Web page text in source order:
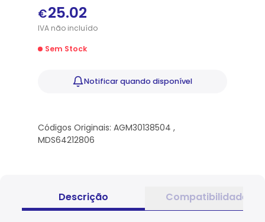
€25.02
IVAnãoincluído
Sem Stock
Notificarquando disponível
Códigos Originais: AGM30138504 ,
MDS64212806
Descrição Compatibilidade